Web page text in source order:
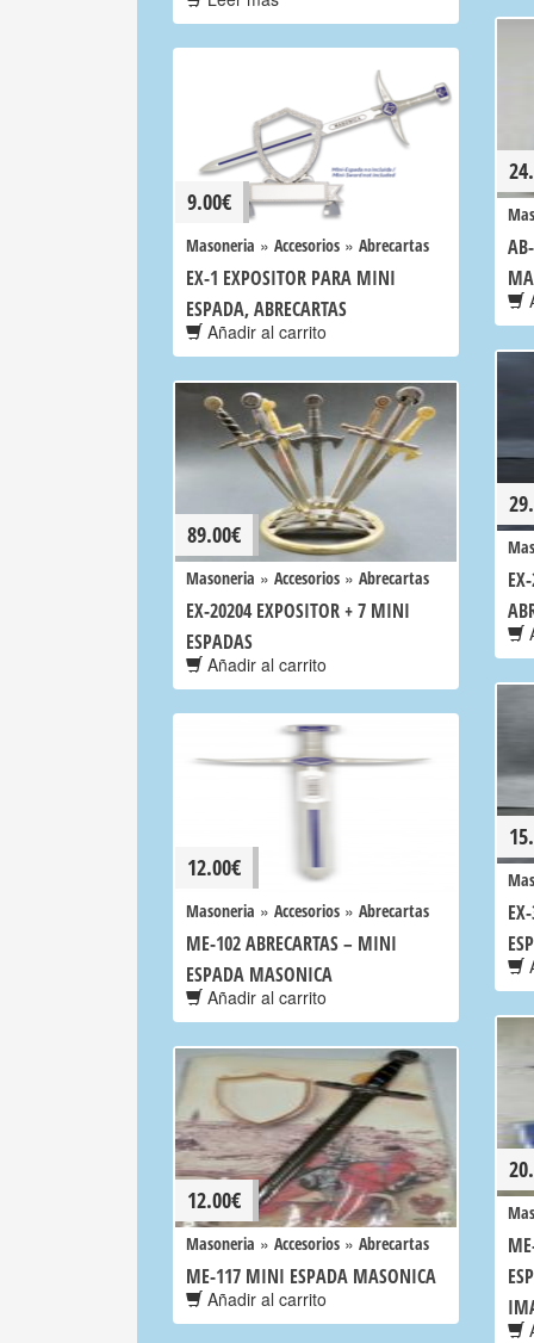
9.00€
Masoneria » Accesorios » Abrecartas
EX-1 EXPOSITOR PARA MINI
ESPADA, ABRECARTAS
Añadir al carrito
89.00€
Masoneria » Accesorios » Abrecartas
EX-20204 EXPOSITOR + 7 MINI
ESPADAS
Añadir al carrito
12.00€
Masoneria » Accesorios » Abrecartas
ME-102 ABRECARTAS – MINI
ESPADA MASONICA
Añadir al carrito
12.00€
Masoneria » Accesorios » Abrecartas
ME-117 MINI ESPADA MASONICA
Añadir al carrito